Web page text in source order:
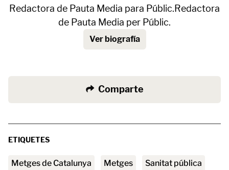
Redactora de Pauta Media para Públic.Redactora
de Pauta Media per Públic.
Ver biografía
Comparte
ETIQUETES
Metges de Catalunya metges sanitat pública